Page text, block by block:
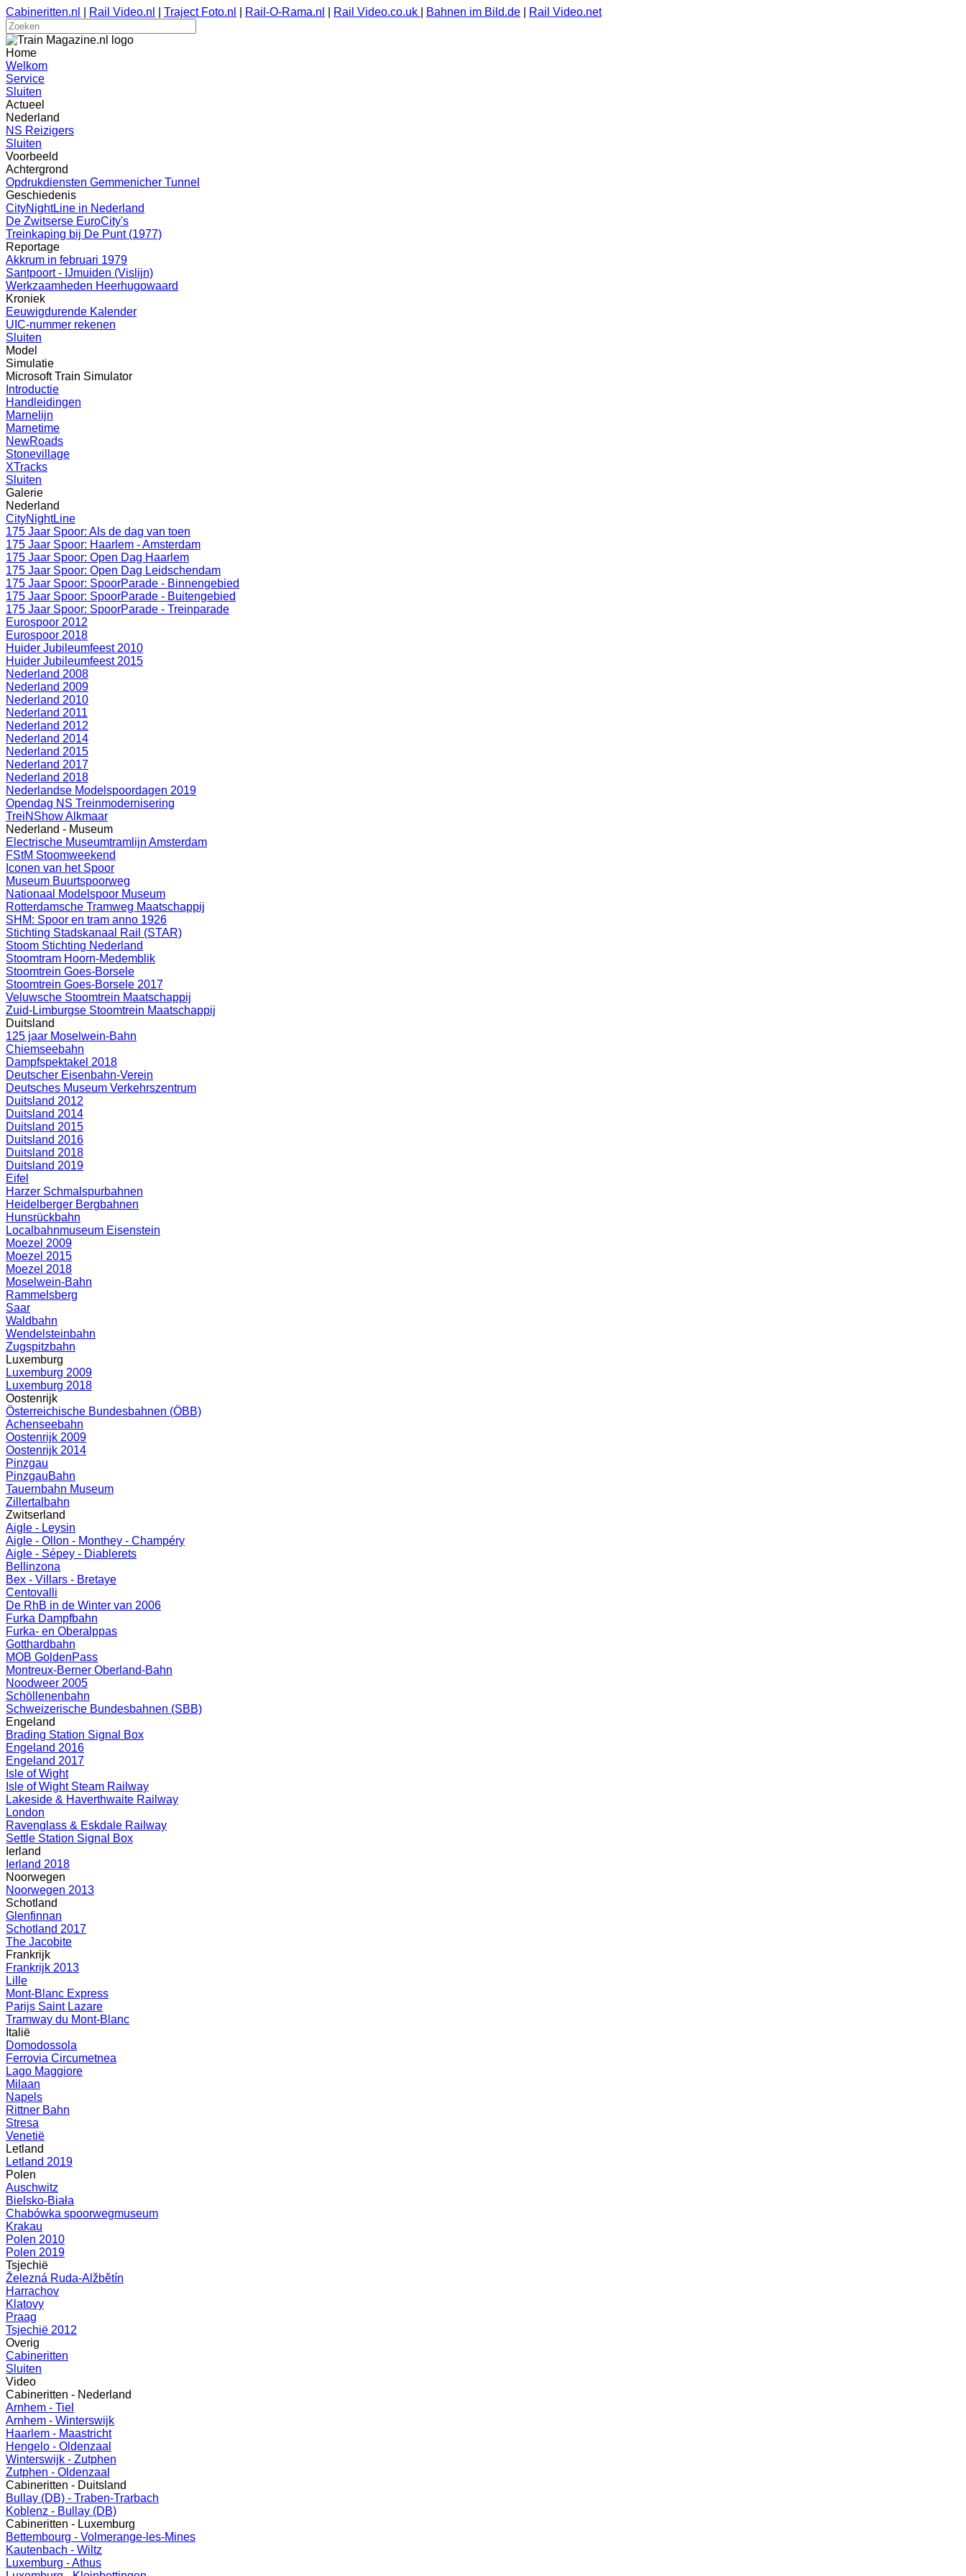
Cabineritten.nl Rail Video.nl Traject Foto.nl Rail-O-Rama.nl Rail Video.co.uk Bahnen im Bild.de Rail Video.net
Home
Welkom
Service
Sluiten
Actueel
Nederland
NS Reizigers
Sluiten
Voorbeeld
Achtergrond
Opdrukdiensten Gemmenicher Tunnel
Geschiedenis
CityNightLine in Nederland
De Zwitserse EuroCity's
Treinkaping bij De Punt (1977)
Reportage
Akkrum in februari 1979
Santpoort - IJmuiden (Vislijn)
Werkzaamheden Heerhugowaard
Kroniek
Eeuwigdurende Kalender
UIC-nummer rekenen
Sluiten
Model
Simulatie
Microsoft Train Simulator
Introductie
Handleidingen
Marnelijn
Marnetime
NewRoads
Stonevillage
XTracks
Sluiten
Galerie
Nederland
CityNightLine
175 Jaar Spoor: Als de dag van toen
175 Jaar Spoor: Haarlem - Amsterdam
175 Jaar Spoor: Open Dag Haarlem
175 Jaar Spoor: Open Dag Leidschendam
175 Jaar Spoor: SpoorParade - Binnengebied
175 Jaar Spoor: SpoorParade - Buitengebied
175 Jaar Spoor: SpoorParade - Treinparade
Eurospoor 2012
Eurospoor 2018
Huider Jubileumfeest 2010
Huider Jubileumfeest 2015
Nederland 2008
Nederland 2009
Nederland 2010
Nederland 2011
Nederland 2012
Nederland 2014
Nederland 2015
Nederland 2017
Nederland 2018
Nederlandse Modelspoordagen 2019
Opendag NS Treinmodernisering
TreiNShow Alkmaar
Nederland - Museum
Electrische Museumtramlijn Amsterdam
FStM Stoomweekend
Iconen van het Spoor
Museum Buurtspoorweg
Nationaal Modelspoor Museum
Rotterdamsche Tramweg Maatschappij
SHM: Spoor en tram anno 1926
Stichting Stadskanaal Rail (STAR)
Stoom Stichting Nederland
Stoomtram Hoorn-Medemblik
Stoomtrein Goes-Borsele
Stoomtrein Goes-Borsele 2017
Veluwsche Stoomtrein Maatschappij
Zuid-Limburgse Stoomtrein Maatschappij
Duitsland
125 jaar Moselwein-Bahn
Chiemseebahn
Dampfspektakel 2018
Deutscher Eisenbahn-Verein
Deutsches Museum Verkehrszentrum
Duitsland 2012
Duitsland 2014
Duitsland 2015
Duitsland 2016
Duitsland 2018
Duitsland 2019
Eifel
Harzer Schmalspurbahnen
Heidelberger Bergbahnen
Hunsrückbahn
Localbahnmuseum Eisenstein
Moezel 2009
Moezel 2015
Moezel 2018
Moselwein-Bahn
Rammelsberg
Saar
Waldbahn
Wendelsteinbahn
Zugspitzbahn
Luxemburg
Luxemburg 2009
Luxemburg 2018
Oostenrijk
Österreichische Bundesbahnen (ÖBB)
Achenseebahn
Oostenrijk 2009
Oostenrijk 2014
Pinzgau
PinzgauBahn
Tauernbahn Museum
Zillertalbahn
Zwitserland
Aigle - Leysin
Aigle - Ollon - Monthey - Champéry
Aigle - Sépey - Diablerets
Bellinzona
Bex - Villars - Bretaye
Centovalli
De RhB in de Winter van 2006
Furka Dampfbahn
Furka- en Oberalppas
Gotthardbahn
MOB GoldenPass
Montreux-Berner Oberland-Bahn
Noodweer 2005
Schöllenenbahn
Schweizerische Bundesbahnen (SBB)
Engeland
Brading Station Signal Box
Engeland 2016
Engeland 2017
Isle of Wight
Isle of Wight Steam Railway
Lakeside & Haverthwaite Railway
London
Ravenglass & Eskdale Railway
Settle Station Signal Box
Ierland
Ierland 2018
Noorwegen
Noorwegen 2013
Schotland
Glenfinnan
Schotland 2017
The Jacobite
Frankrijk
Frankrijk 2013
Lille
Mont-Blanc Express
Parijs Saint Lazare
Tramway du Mont-Blanc
Italië
Domodossola
Ferrovia Circumetnea
Lago Maggiore
Milaan
Napels
Rittner Bahn
Stresa
Venetië
Letland
Letland 2019
Polen
Auschwitz
Bielsko-Biała
Chabówka spoorwegmuseum
Krakau
Polen 2010
Polen 2019
Tsjechië
Železná Ruda-Alžbětín
Harrachov
Klatovy
Praag
Tsjechië 2012
Overig
Cabineritten
Sluiten
Video
Cabineritten - Nederland
Arnhem - Tiel
Arnhem - Winterswijk
Haarlem - Maastricht
Hengelo - Oldenzaal
Winterswijk - Zutphen
Zutphen - Oldenzaal
Cabineritten - Duitsland
Bullay (DB) - Traben-Trarbach
Koblenz - Bullay (DB)
Cabineritten - Luxemburg
Bettembourg - Volmerange-les-Mines
Kautenbach - Wiltz
Luxemburg - Athus